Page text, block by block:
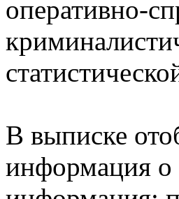
оперативно-
В выписке
информация о